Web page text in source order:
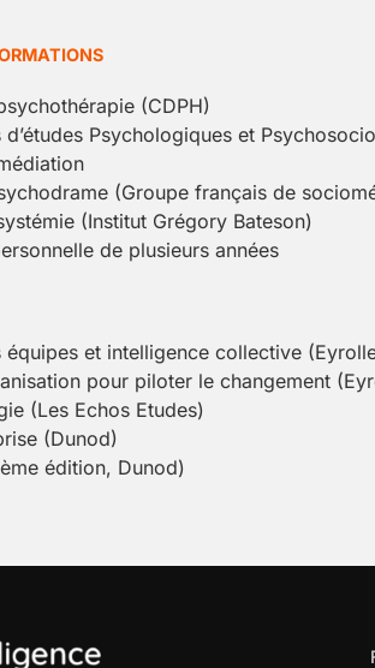
(CDPH)
d’études Psychologiques et
(Groupe français de
(Institut Grégory Bateson)
de plusieurs années
équipes et intelligence collective
pour piloter le changement
(Les Echos Etudes)
(Dunod)
édition, Dunod)